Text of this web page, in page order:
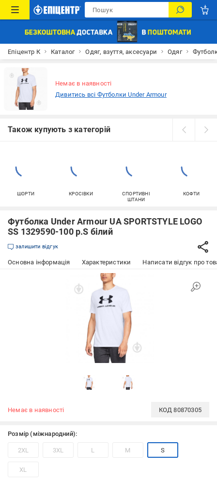
Епіцентр К Каталог Одяг, взуття, аксесуари Одяг
Немає в наявності
Дивитись всі Футболки Under Armour
Також купують з категорій
ШОРТИ КРОСІВКИ
СПОРТИВНІ
ШТАНИ
КОФТИ
Футболка Under Armour UA SPORTSTYLE LOGO
SS 1329590-100 р.S білий
залишити відгук
Основна інформація Характеристики Написати відгук про
Немає в наявності КОД80870305
Розмір (міжнародний):
2XL 3XL L M S
XL